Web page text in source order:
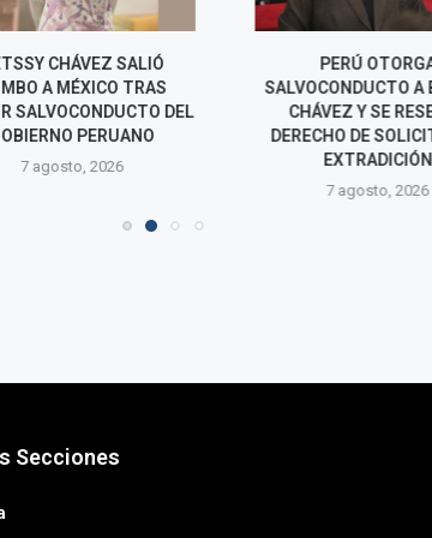
PERÚ OTORGA
SALVOCONDUCTO A BETSSY
CHÁVEZ Y SE RESERVA
DERECHO DE SOLICITAR SU
EXTRADICIÓN
PERÚ Y
RELACIONES
TRAS
7
Secciones